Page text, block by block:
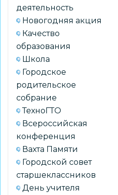
деятельность
Новогодняя акция
Качество
образования
Школа
Городское
родительское
собрание
ТехноГТО
Всероссийская
конференция
Вахта Памяти
Городской совет
старшеклассников
День учителя